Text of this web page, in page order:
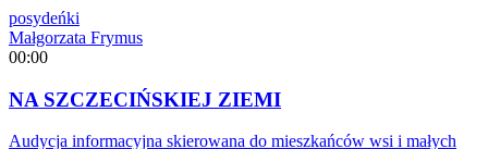
posydeńki
Małgorzata Frymus
00:00
NA SZCZECIŃSKIEJ ZIEMI
Audycja informacyjna skierowana do mieszkańców wsi i małych